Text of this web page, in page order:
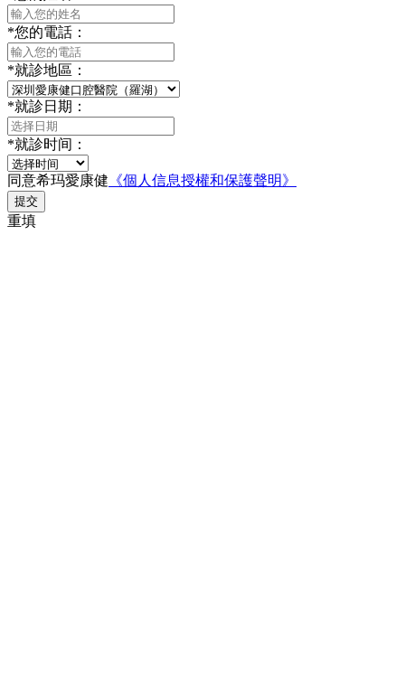
*您的電話：
*就診地區：
*就診日期：
*就診时间：
同意希玛愛康健 《個人信息授權和保護聲明》
提交
重填